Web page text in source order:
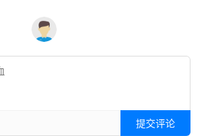
提交评论